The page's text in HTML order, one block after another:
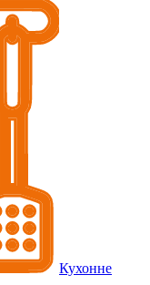
Кухонне